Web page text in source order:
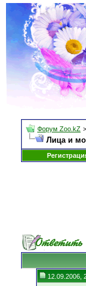
Форум Zoo.kZ >
Лица и
12.09.2006,